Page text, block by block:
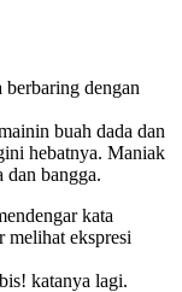
dengan
buah dada dan
hebatnya. Maniak
dan bangga.
kata
melihat ekspresi
katanya lagi.